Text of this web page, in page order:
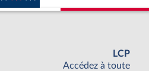
LCP
Accédez à toute